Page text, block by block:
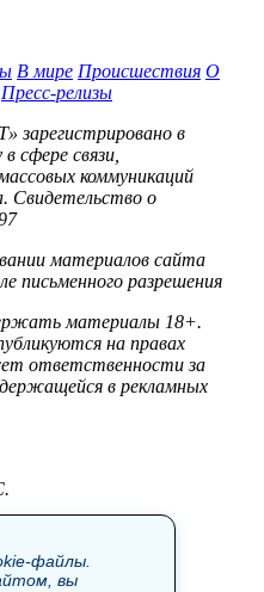
В мире Происшествия О
Пресс-релизы
зарегистрировано в
сфере связи,
коммуникаций
Свидетельство о
материалов сайта
письменного разрешения
материалы 18+.
на правах
ответственности за
в рекламных
файлы.
вы